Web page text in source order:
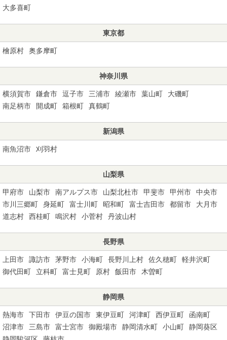
大多喜町
東京都
檜原村 奥多摩町
神奈川県
横須賀市 鎌倉市 逗子市 三浦市 綾瀬市 葉山町
大磯町
南足柄市
開成町 箱根町 真鶴町
新潟県
南魚沼市 刈羽村
山梨県
甲府市 山梨市 南アルプス市 山梨北杜市 甲斐市 甲州市
中央市
市川三郷町
身延町 富士川町 昭和町 富士吉田市 都留市
大月市
道志村
西桂町 鳴沢村 小菅村 丹波山村
長野県
上田市 諏訪市 茅野市 小海町 長野川上村 佐久穂町
軽井沢町
御代田町
立科町 富士見町 原村 飯田市 木曽町
静岡県
熱海市 下田市 伊豆の国市 東伊豆町 河津町 西伊豆町
函南町
沼津市
三島市 富士宮市 御殿場市 静岡清水町 小山町
静岡葵区